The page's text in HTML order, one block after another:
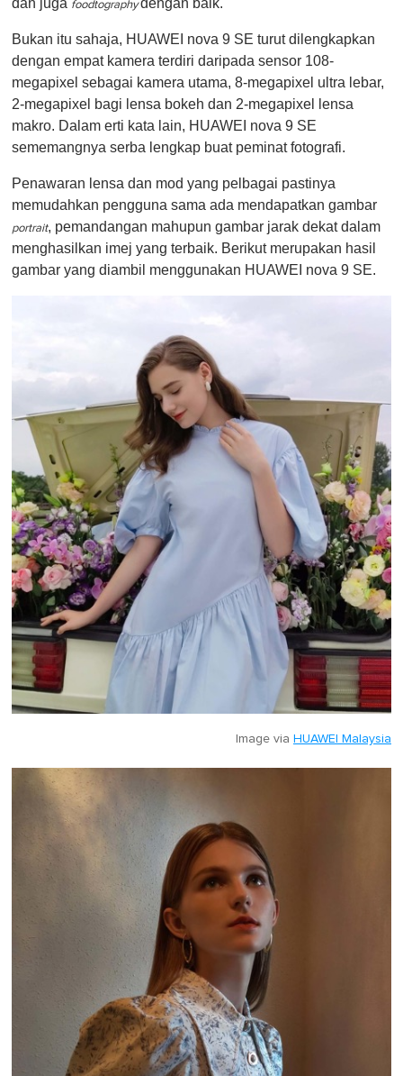
dan juga foodtographydengan baik.
Bukan itu sahaja, HUAWEI nova 9 SE turut dilengkapkan
dengan empat kamera terdiri daripada sensor 108-
megapixel sebagai kamera utama, 8-megapixel ultra lebar,
2-megapixel bagi lensa bokeh dan 2-megapixel lensa
makro. Dalam erti kata lain, HUAWEI nova 9 SE
sememangnya serba lengkap buat peminat fotografi.
Penawaran lensa dan mod yang pelbagai pastinya
memudahkan pengguna sama ada mendapatkan gambar
portrait, pemandangan mahupun gambar jarak dekat dalam
menghasilkan imej yang terbaik. Berikut merupakan hasil
gambar yang diambil menggunakan HUAWEI nova 9 SE.
Image via HUAWEI Malaysia